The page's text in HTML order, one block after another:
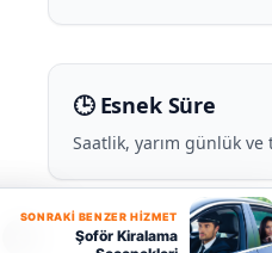
🕒 Esnek Süre
Saatlik, yarım günlük
SONRAKI BENZER HIZMET
Şoför Kiralama
Ş